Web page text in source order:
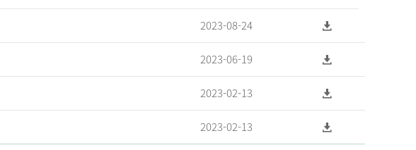
2023-08-24
2023-06-19
2023-02-13
2023-02-13